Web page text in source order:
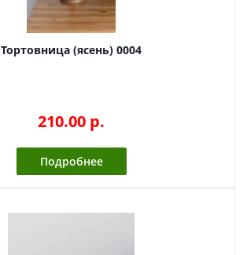
Тортовница (ясень) 0004
210.00 p.
Подробнее